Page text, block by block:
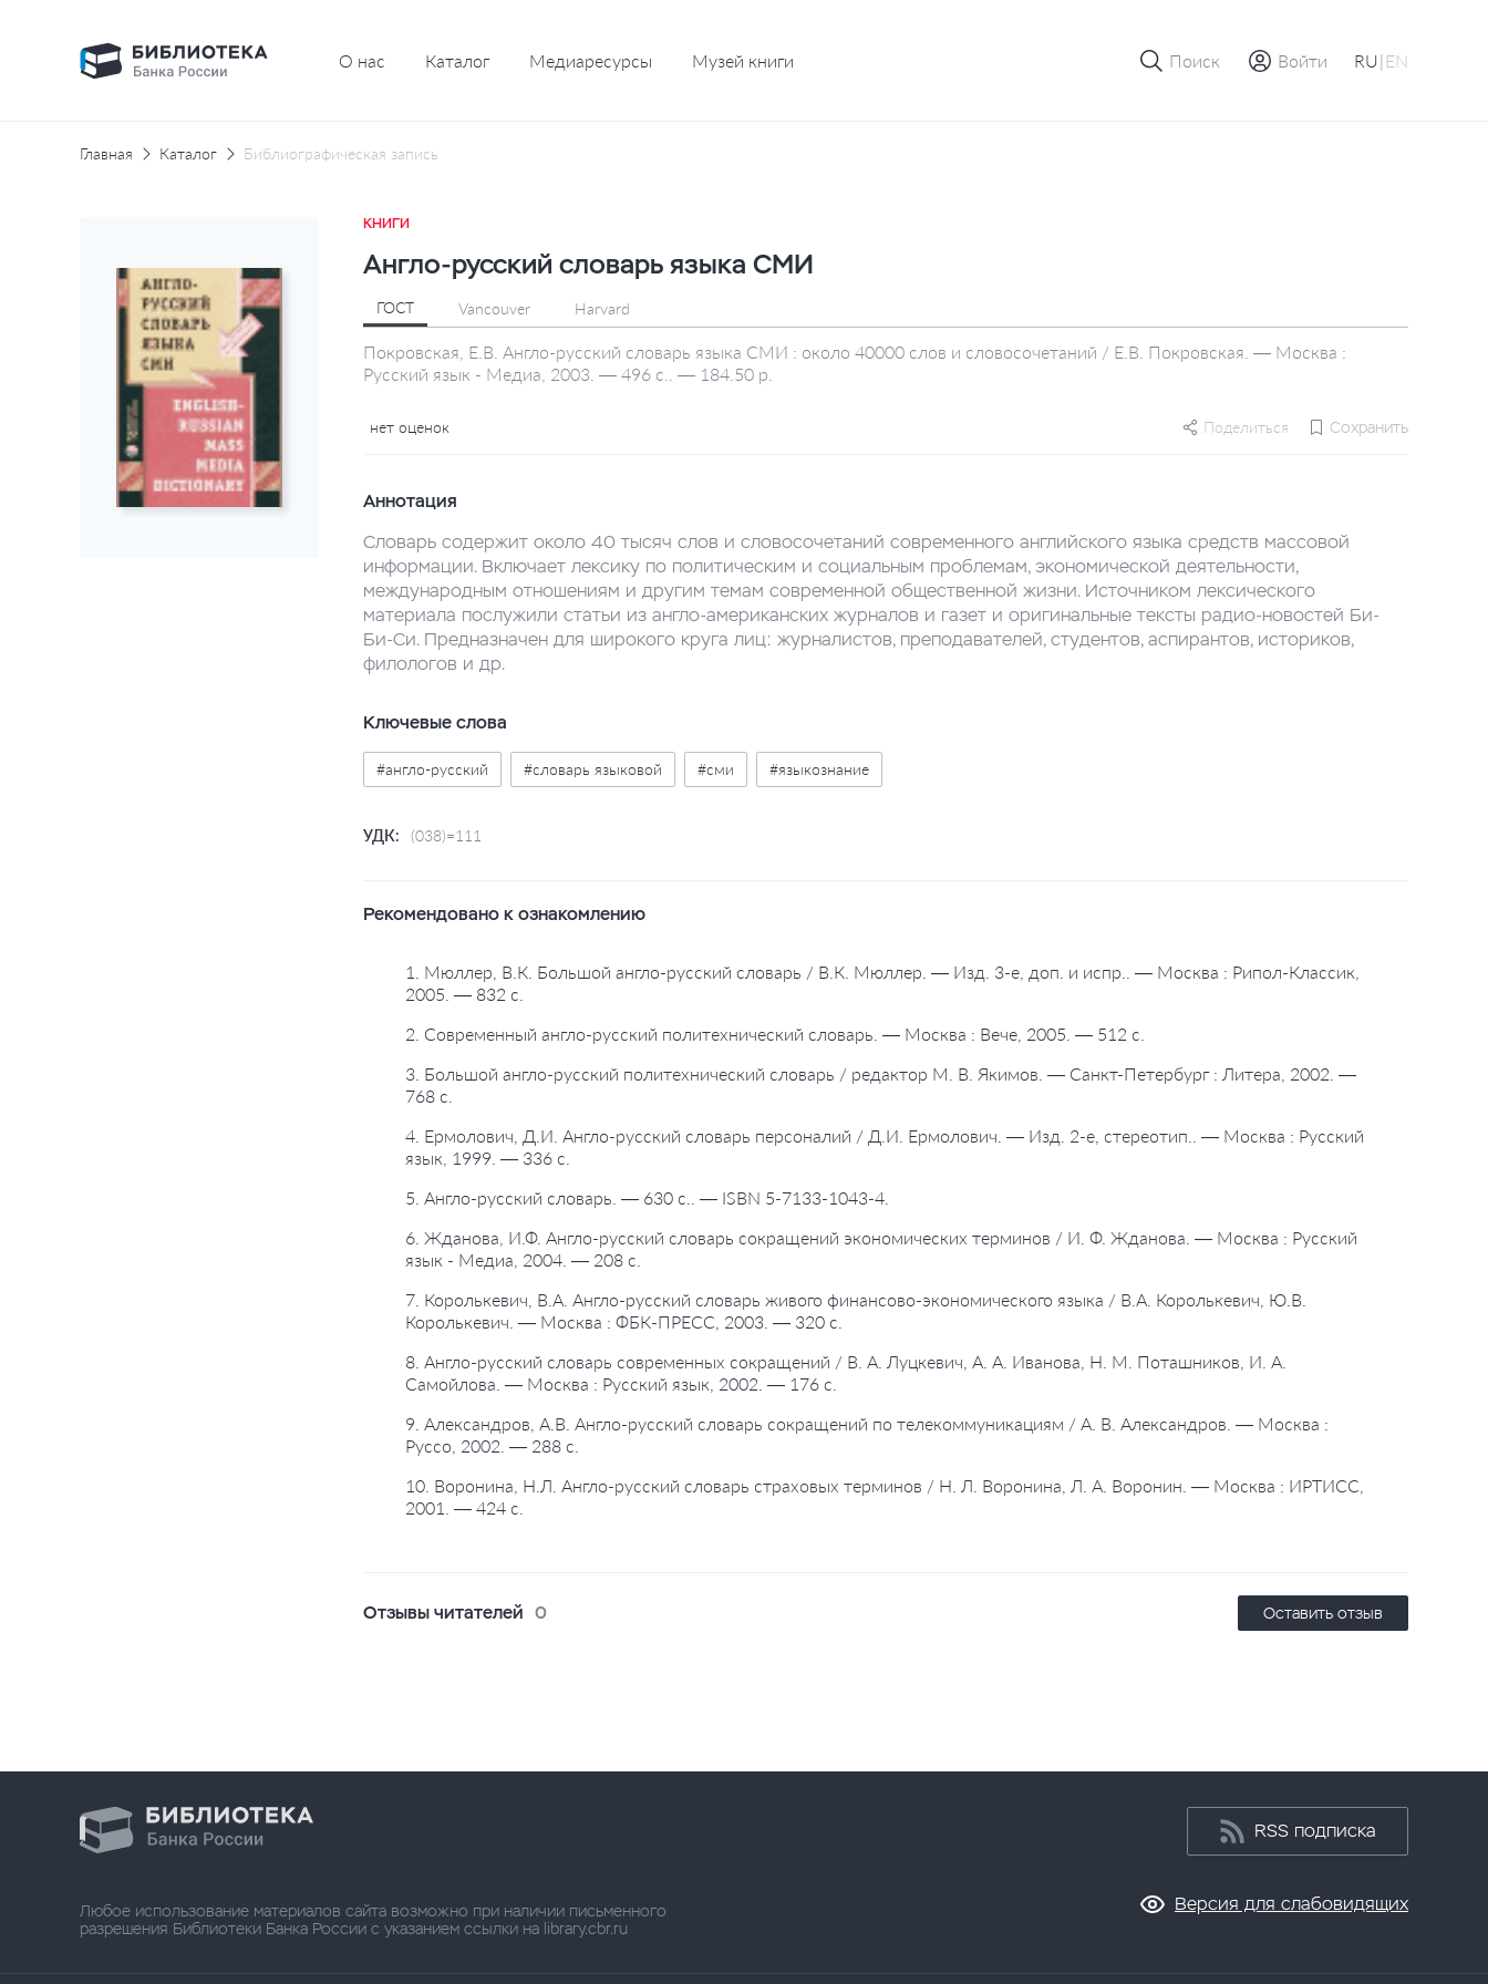
О нас Каталог Медиаресурсы Музей книги Поиск Войти RU| EN
Главная Каталог Библиографическая запись
КНИГИ
Англо-русский словарь языка СМИ
ГОСТ Vancouver Harvard
Покровская, Е.В. Англо-русский словарь языка СМИ : около 40000 слов и словосочетаний / Е.В. Покровская. — Москва :
Русский язык - Медиа, 2003. — 496 с.. — 184.50 р.
нет оценок Поделиться Сохранить
Аннотация
Словарь содержит около 40 тысяч слов и словосочетаний современного английского языка средств массовой
информации. Включает лексику по политическим и социальным проблемам, экономической деятельности,
международным отношениям и другим темам современной общественной жизни. Источником лексического
материала послужили статьи из англо-американских журналов и газет и оригинальные тексты радио-новостей Би-
Би-Си. Предназначен для широкого круга лиц: журналистов, преподавателей, студентов, аспирантов, историков,
филологов и др.
Ключевые слова
#англо-русский #словарь языковой #сми #языкознание
УДК: (038)=111
Рекомендовано к ознакомлению
1. Мюллер, В.К. Большой англо-русский словарь / В.К. Мюллер. — Изд. 3-е, доп. и испр.. — Москва : Рипол-Классик,
2005. — 832 с.
2. Современный англо-русский политехнический словарь. — Москва : Вече, 2005. — 512 с.
3. Большой англо-русский политехнический словарь / редактор М. В. Якимов. — Санкт-Петербург : Литера, 2002. —
768 с.
4. Ермолович, Д.И. Англо-русский словарь персоналий / Д.И. Ермолович. — Изд. 2-е, стереотип.. — Москва : Русский
язык, 1999. — 336 с.
5. Англо-русский словарь. — 630 с.. — ISBN 5-7133-1043-4.
6. Жданова, И.Ф. Англо-русский словарь сокращений экономических терминов / И. Ф. Жданова. — Москва : Русский
язык - Медиа, 2004. — 208 с.
7. Королькевич, В.А. Англо-русский словарь живого финансово-экономического языка / В.А. Королькевич, Ю.В.
Королькевич. — Москва : ФБК-ПРЕСС, 2003. — 320 с.
8. Англо-русский словарь современных сокращений / В. А. Луцкевич, А. А. Иванова, Н. М. Поташников, И. А.
Самойлова. — Москва : Русский язык, 2002. — 176 с.
9. Александров, А.В. Англо-русский словарь сокращений по телекоммуникациям / А. В. Александров. — Москва :
Руссо, 2002. — 288 с.
10. Воронина, Н.Л. Англо-русский словарь страховых терминов / Н. Л. Воронина, Л. А. Воронин. — Москва : ИРТИСС,
2001. — 424 с.
Отзывы читателей 0 Оставить отзыв
Любое использование материалов сайта возможно при наличии письменного
разрешения Библиотеки Банка России с указанием ссылки на library.cbr.ru
RSS подписка
Версия для слабовидящих